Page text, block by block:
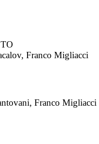
Franco Migliacci
Franco Migliacci